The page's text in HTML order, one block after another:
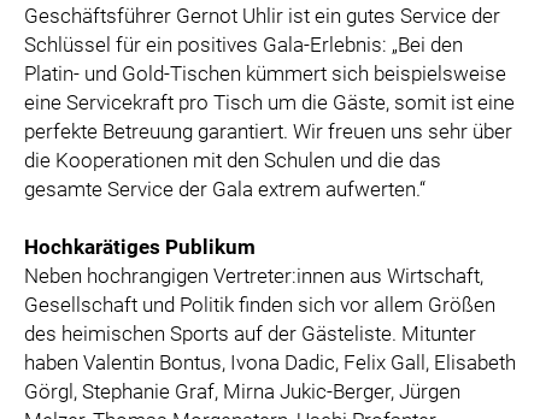
Geschäftsführer Gernot Uhlir ist ein gutes Service der
Schlüssel für ein positives Gala-Erlebnis: „Bei den
Platin- und Gold-Tischen kümmert sich beispielsweise
eine Servicekraft pro Tisch um die Gäste, somit ist eine
perfekte Betreuung garantiert. Wir freuen uns sehr über
die Kooperationen mit den Schulen und die das
gesamte Service der Gala extrem aufwerten.“
Hochkarätiges Publikum
Neben hochrangigen Vertreter:innen aus Wirtschaft,
Gesellschaft und Politik finden sich vor allem Größen
des heimischen Sports auf der Gästeliste. Mitunter
haben Valentin Bontus, Ivona Dadic, Felix Gall, Elisabeth
Görgl, Stephanie Graf, Mirna Jukic-Berger, Jürgen